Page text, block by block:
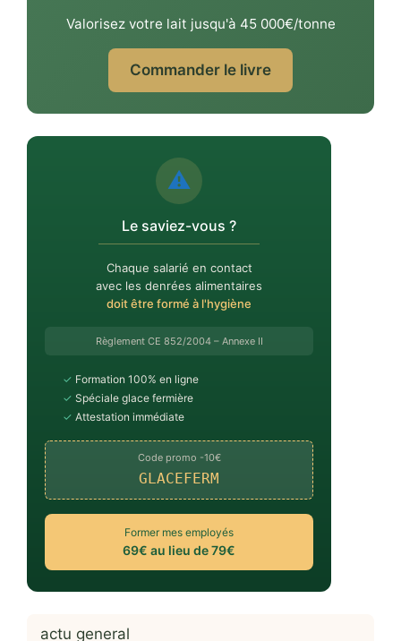
Valorisez votre lait jusqu'à 45 000€/tonne
Commander le livre
⚠️
Le saviez-vous ?
Chaque salarié en contact
avec les denrées alimentaires
doit être formé à l'hygiène
Règlement CE 852/2004 – Annexe II
✓ Formation 100% en ligne
✓ Spéciale glace fermière
✓ Attestation immédiate
Code promo -10€
GLACEFERM
Former mes employés
69€ au lieu de 79€
actu general